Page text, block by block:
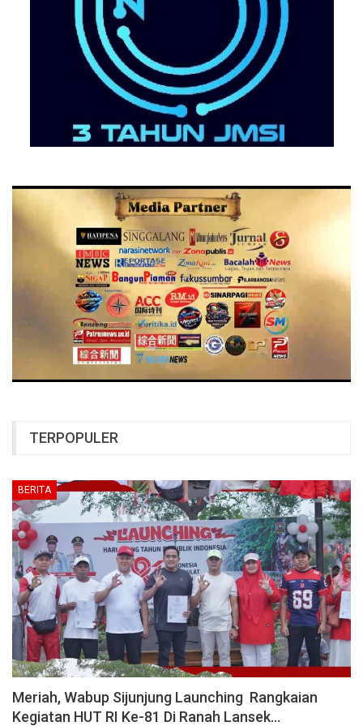
TERPOPULER
BERITA
Meriah, Wabup Sijunjung Launching Rangkaian
Kegiatan HUT RI Ke-81 Di Ranah Lansek…